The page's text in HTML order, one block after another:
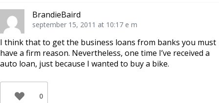
BrandieBaird
september 15, 2011 at 10:17 e m
I think that to get the business loans from banks you must
have a firm reason. Nevertheless, one time I’ve received a
auto loan, just because I wanted to buy a bike.
0